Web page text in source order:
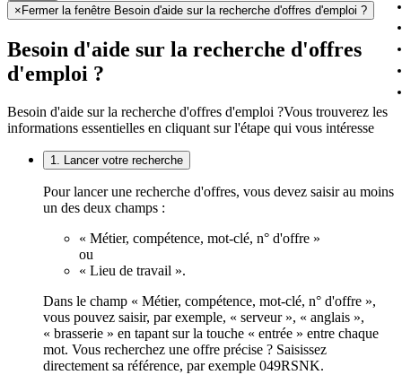
× Fermer la fenêtre Besoin d'aide sur la recherche d'offres d'emploi ?
Besoin d'aide sur la recherche d'offres
d'emploi ?
Besoin d'aide sur la recherche d'offres d'emploi ?Vous trouverez les
informations essentielles en cliquant sur l'étape qui vous intéresse
1. Lancer votre recherche
Pour lancer une recherche d'offres, vous devez saisir au moins
un des deux champs :
« Métier, compétence, mot-clé, n° d'offre »
ou
« Lieu de travail ».
Dans le champ « Métier, compétence, mot-clé, n° d'offre »,
vous pouvez saisir, par exemple, « serveur », « anglais »,
« brasserie » en tapant sur la touche « entrée » entre chaque
mot. Vous recherchez une offre précise ? Saisissez
directement sa référence, par exemple 049RSNK.